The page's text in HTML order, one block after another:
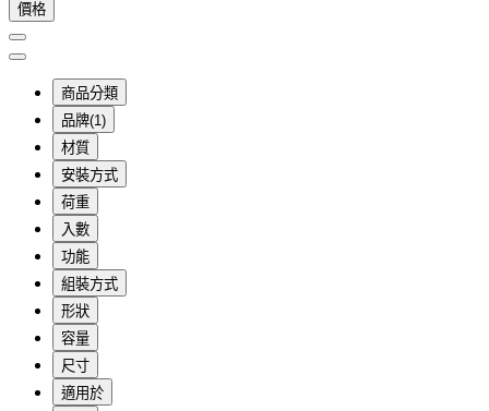
價格
商品分類
品牌(1)
材質
安裝方式
荷重
入數
功能
組裝方式
形狀
容量
尺寸
適用於